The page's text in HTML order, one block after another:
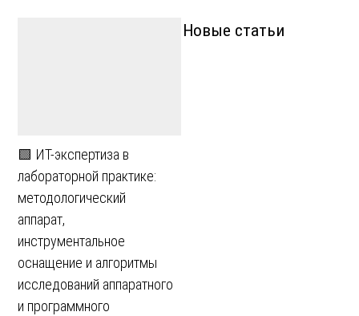
🟩 ИТ-экспертиза в
лабораторной практике:
методологический
аппарат,
инструментальное
оснащение и алгоритмы
исследований аппаратного
и программного
Новые статьи